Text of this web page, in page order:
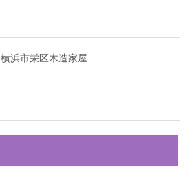
横浜市栄区木造家屋